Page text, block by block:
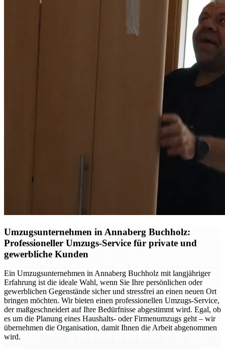
Umzugsunternehmen in Annaberg Buchholz:
Professioneller Umzugs-Service für private und
gewerbliche Kunden
Ein Umzugsunternehmen in Annaberg Buchholz mit langjähriger
Erfahrung ist die ideale Wahl, wenn Sie Ihre persönlichen oder
gewerblichen Gegenstände sicher und stressfrei an einen neuen Ort
bringen möchten. Wir bieten einen professionellen Umzugs-Service,
der maßgeschneidert auf Ihre Bedürfnisse abgestimmt wird. Egal, ob
es um die Planung eines Haushalts- oder Firmenumzugs geht – wir
übernehmen die Organisation, damit Ihnen die Arbeit abgenommen
wird.